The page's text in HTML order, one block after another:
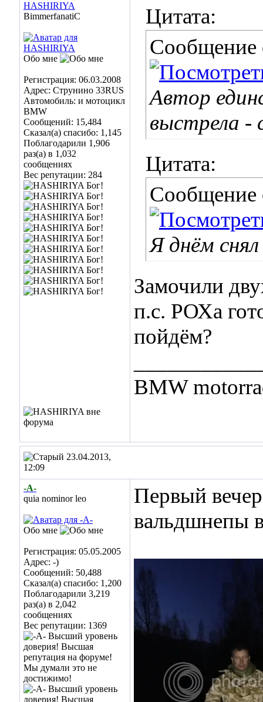
HASHIRIYA
BimmerfanatiC
Обо мне
Регистрация: 06.03.2008
Адрес: Струнино 33RUS
Автомобиль: и мотоцикл
BMW
Сообщений: 15,484
Сказал(а) спасибо: 1,145
Поблагодарили 1,906
раз(а) в 1,032
сообщениях
Вес репутации: 284
Цитата:
Сообщение
Автор
выстрела -
Цитата:
Сообщение
Я днём
Замочили
п.с. РОХа
пойдём?
BMW
23.04.2013,
12:09
-А-
quia nominor leo
Обо мне
Регистрация: 05.05.2005
Адрес: -)
Сообщений: 50,488
Сказал(а) спасибо: 1,200
Поблагодарили 3,219
раз(а) в 2,042
сообщениях
Вес репутации: 1369
Первый
вальдшнепы